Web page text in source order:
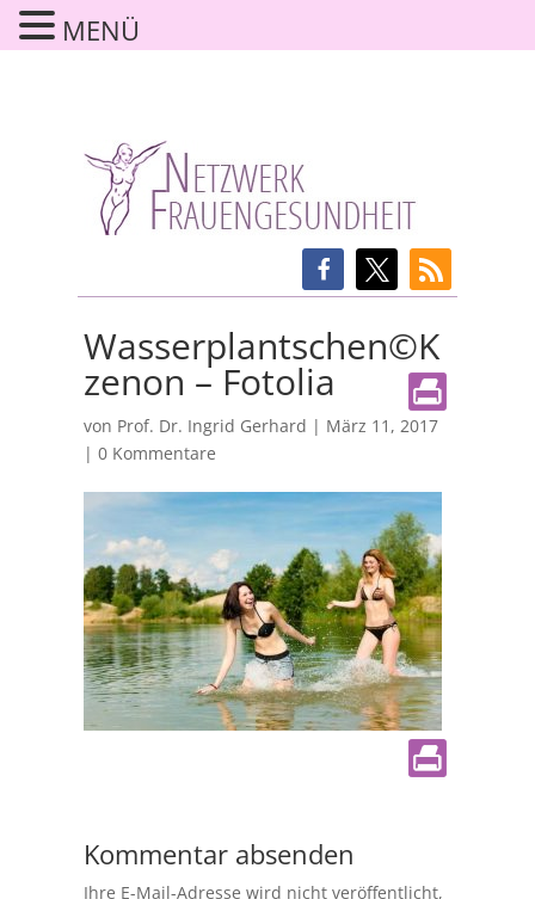
Wasserplantschen©K
zenon – Fotolia
von Prof. Dr. Ingrid Gerhard | März 11, 2017
| 0 Kommentare
Kommentar absenden
Ihre E-Mail-Adresse wird nicht veröffentlicht,
MENÜ